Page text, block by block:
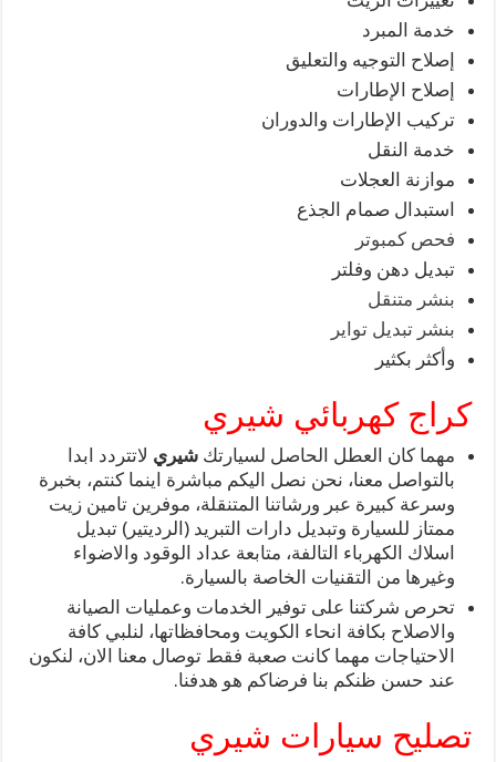
خدمة المبرد
إصلاح التوجيه والتعليق
إصلاح الإطارات
تركيب الإطارات والدوران
خدمة النقل
موازنة العجلات
استبدال صمام الجذع
فحص كمبوتر
تبديل دهن وفلتر
بنشر متنقل
بنشر تبديل تواير
وأكثر بكثير
كراج كهربائي شيري
مهما كان العطل الحاصل لسيارتك شيري لاتتردد ابدا
بالتواصل معنا، نحن نصل اليكم مباشرة اينما كنتم، بخبرة
وسرعة كبيرة عبر ورشاتنا المتنقلة، موفرين تامين زيت
ممتاز للسيارة وتبديل دارات التبريد (الرديتير) تبديل
اسلاك الكهرباء التالفة، متابعة عداد الوقود والاضواء
وغيرها من التقنيات الخاصة بالسيارة.
تحرص شركتنا على توفير الخدمات وعمليات الصيانة
والاصلاح بكافة انحاء الكويت ومحافظاتها، لنلبي كافة
الاحتياجات مهما كانت صعبة فقط توصال معنا الان، لنكون
عند حسن ظنكم بنا فرضاكم هو هدفنا.
تصليح سيارات شيري